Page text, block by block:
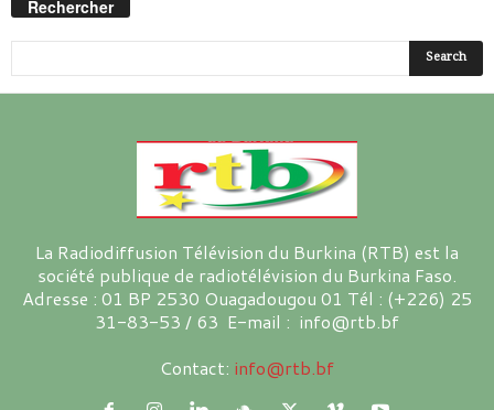
Rechercher
La Radiodiffusion Télévision du Burkina (RTB) est la
société publique de radiotélévision du Burkina Faso.
Adresse : 01 BP 2530 Ouagadougou 01 Tél : (+226) 25
31-83-53 / 63 E-mail : info@rtb.bf
Contact: info@rtb.bf